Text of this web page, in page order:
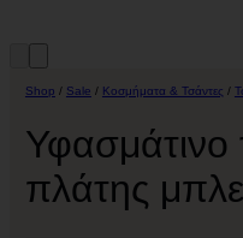
Shop / Sale / Κοσμήματα & Τσάντες /
Υφασμάτινο
πλάτης μπλε